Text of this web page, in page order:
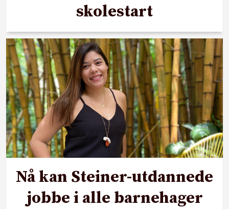
skolestart
Nå kan Steiner-utdannede
jobbe i alle barnehager